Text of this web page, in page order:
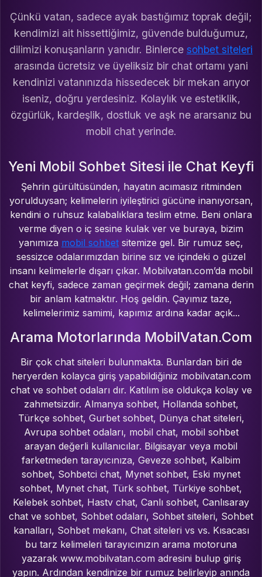
Çünkü vatan, sadece ayak bastığımız toprak değil;
kendimizi ait hissettiğimiz, güvende bulduğumuz,
dilimizi konuşanların yanıdır. Binlerce sohbet siteleri
arasında ücretsiz ve üyeliksiz bir chat ortamı yani
kendinizi vatanınızda hissedecek bir mekan arıyor
iseniz, doğru yerdesiniz. Kolaylık ve estetiklik,
özgürlük, kardeşlik, dostluk ve aşk ne ararsanız bu
mobil chat yerinde.
Yeni Mobil Sohbet Sitesi ile Chat Keyfi
Şehrin gürültüsünden, hayatın acımasız ritminden
yorulduysan; kelimelerin iyileştirici gücüne inanıyorsan,
kendini o ruhsuz kalabalıklara teslim etme. Beni onlara
verme diyen o iç sesine kulak ver ve buraya, bizim
yanımıza mobil sohbet sitemize gel. Bir rumuz seç,
sessizce odalarımızdan birine sız ve içindeki o güzel
insanı kelimelerle dışarı çıkar. Mobilvatan.com’da mobil
chat keyfi, sadece zaman geçirmek değil; zamana derin
bir anlam katmaktır. Hoş geldin. Çayımız taze,
kelimelerimiz samimi, kapımız ardına kadar açık...
Arama Motorlarında MobilVatan.Com
Bir çok chat siteleri bulunmakta. Bunlardan biri de
heryerden kolayca giriş yapabildiğiniz mobilvatan.com
chat ve sohbet odaları dır. Katılım ise oldukça kolay ve
zahmetsizdir. Almanya sohbet, Hollanda sohbet,
Türkçe sohbet, Gurbet sohbet, Dünya chat siteleri,
Avrupa sohbet odaları, mobil chat, mobil sohbet
arayan değerli kullanıcılar. Bilgisayar veya mobil
farketmeden tarayıcınıza, Geveze sohbet, Kalbim
sohbet, Sohbetci chat, Mynet sohbet, Eski mynet
sohbet, Mynet chat, Türk sohbet, Türkiye sohbet,
Kelebek sohbet, Hastv chat, Canlı sohbet, Canlısaray
chat ve sohbet, Sohbet odaları, Sohbet siteleri, Sohbet
kanalları, Sohbet mekanı, Chat siteleri vs vs. Kısacası
bu tarz kelimeleri tarayıcınızın arama motoruna
yazarak www.mobilvatan.com adresini bulup giriş
yapın. Ardından kendinize bir rumuz belirleyip anında